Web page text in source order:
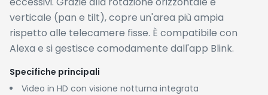
verticale (pan e tilt), copre un'area più ampia
rispetto alle telecamere fisse. È compatibile con
Alexa e si gestisce comodamente dall'app Blink.
Specifiche principali
Video in HD con visione notturna integrata